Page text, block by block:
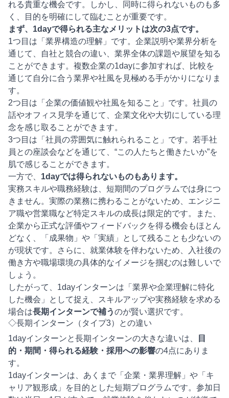
れる貴重な機会です。しかし、同時に得られないものも多
く、目的を明確にして臨むことが重要です。
まず、1dayで得られる主なメリットは次の3点です。
1つ目は「業界構造の理解」です。企業説明や業界分析を
通じて、自社と競合の違い、業界全体の課題や展望を知る
ことができます。複数企業の1dayに参加すれば、比較を
通じて自分に合う業界や社風を見極める手がかりになりま
す。
2つ目は「企業の価値観や社風を知ること」です。社員の
話やオフィス見学を通じて、企業文化や大切にしている理
念を感じ取ることができます。
3つ目は「社員の雰囲気に触れられること」です。若手社
員との座談会などを通じて、“この人たちと働きたいか”を
肌で感じることができます。
一方で、 1dayでは得られないものもあります。
実務スキルや職務経験は、短期間のプログラムでは身につ
きません。実際の業務に携わることがないため、エンジニ
ア職や営業職など特定スキルの成長は限定的です。また、
企業から正式な評価やフィードバックを得る機会もほとん
どなく、「成果物」や「実績」として残ることも少ないの
が現状です。さらに、就業体験を伴わないため、入社後の
働き方や職場環境の具体的なイメージを掴むのは難しいで
しょう。
したがって、1dayインターンは「業界や企業理解に特化
した機会」として捉え、スキルアップや実務経験を求める
場合は長期インターンで補うのが賢い選択です。
◇長期インターン（タイプ3）との違い
1dayインターンと長期インターンの大きな違いは、
目
的・期間・得られる経験・採用への影響の4点にありま
す。
1dayインターンは、あくまで「企業・業界理解」や「キ
ャリア観形成」を目的とした短期プログラムです。参加日